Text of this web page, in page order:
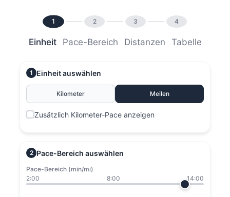
1 2 3 4
Einheit Pace-Bereich Distanzen Tabelle
1 Einheit auswählen
Kilometer Meilen
Zusätzlich Kilometer-Pace anzeigen
2 Pace-Bereich auswählen
Pace-Bereich (min/mi)
2:00
8:00 14:00